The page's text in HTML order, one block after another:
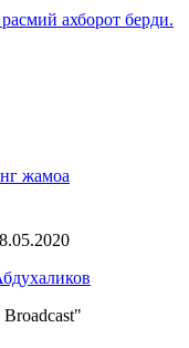
ахборот берди.
жамоа